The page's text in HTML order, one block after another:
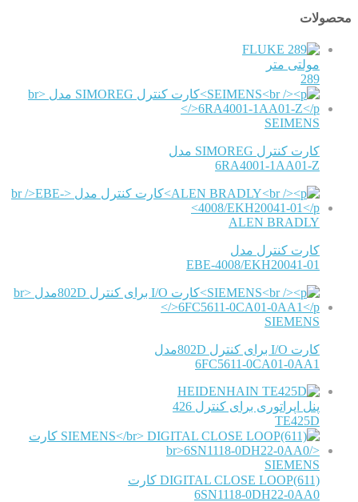
محصولات
FLUKE
مولتی متر
289
SEIMENS
کارت کنترل SIMOREG مدل
6RA4001-1AA01-Z
ALEN BRADLY
کارت کنترل مدل
EBE-4008/EKH20041-01
SIEMENS
کارت I/O برای کنترل 802Dمدل
6FC5611-0CA01-0AA1
HEIDENHAIN
پنل اپراتوری برای کنترل 426
TE425D
SIEMENS
DIGITAL CLOSE LOOP(611) کارت
6SN1118-0DH22-0AA0